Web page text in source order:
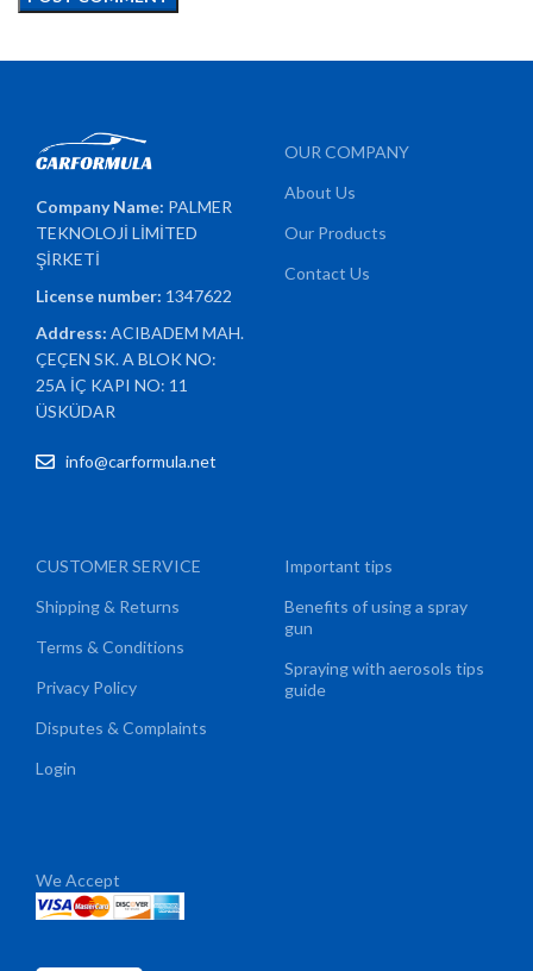
Company Name: PALMER
TEKNOLOJİ LİMİTED
ŞİRKETİ
License number: 1347622
Address:ACIBADEM MAH.
ÇEÇEN SK. A BLOK NO:
25A İÇ KAPI NO: 11
ÜSKÜDAR
info@carformula.net
OUR COMPANY
About Us
Our Products
Contact Us
CUSTOMER SERVICE
Shipping & Returns
Terms & Conditions
Privacy Policy
Disputes & Complaints
Login
Important tips
Benefits of using a spray
gun
Spraying with aerosols tips
guide
We Accept